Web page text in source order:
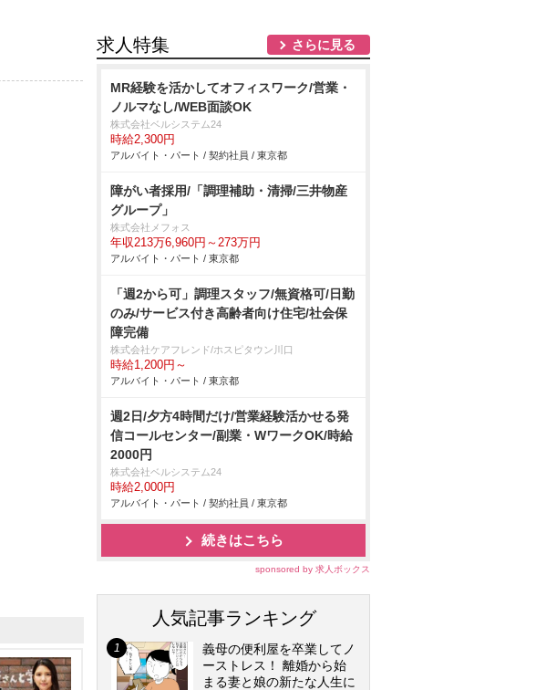
求人特集 さらに見る
MR経験を活かしてオフィスワーク/営業・
ノルマなし/WEB面談OK
株式会社ベルシステム24
時給2,300円
アルバイト・パート / 契約社員 / 東京都
障がい者採用/「調理補助・清掃/三井物産
グループ」
株式会社メフォス
年収213万6,960円～273万円
アルバイト・パート / 東京都
「週2から可」調理スタッフ/無資格可/日勤
のみ/サービス付き高齢者向け住宅/社会保
障完備
株式会社ケアフレンド/ホスピタウン川口
時給1,200円～
アルバイト・パート / 東京都
週2日/夕方4時間だけ/営業経験活かせる発
信コールセンター/副業・WワークOK/時給
2000円
株式会社ベルシステム24
時給2,000円
アルバイト・パート / 契約社員 / 東京都
続きはこちら
sponsored by 求人ボックス
人気記事ランキング
義母の便利屋を卒業してノ
ーストレス！ 離婚から始
まる妻と娘の新たな人生に